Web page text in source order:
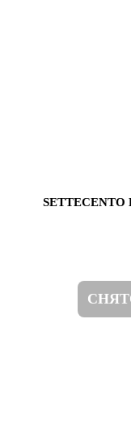
SETTECENTO